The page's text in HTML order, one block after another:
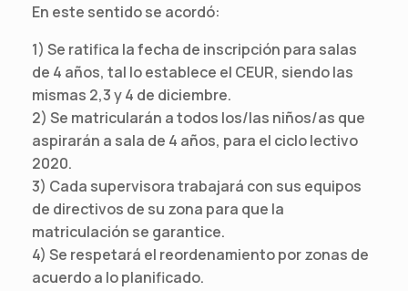
En este sentido se acordó:
1) Se ratifica la fecha de inscripción para salas
de 4 años, tal lo establece el CEUR, siendo las
mismas 2,3 y 4 de diciembre.
2) Se matricularán a todos los/las niños/as que
aspirarán a sala de 4 años, para el ciclo lectivo
2020.
3) Cada supervisora trabajará con sus equipos
de directivos de su zona para que la
matriculación se garantice.
4) Se respetará el reordenamiento por zonas de
acuerdo a lo planificado.